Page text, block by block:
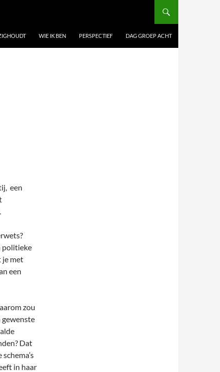
WIE IK BEN PERSPECTIEF DAG GROEP ACHT
een
politieke
je met
een
zou
gewenste
Dat
in haar